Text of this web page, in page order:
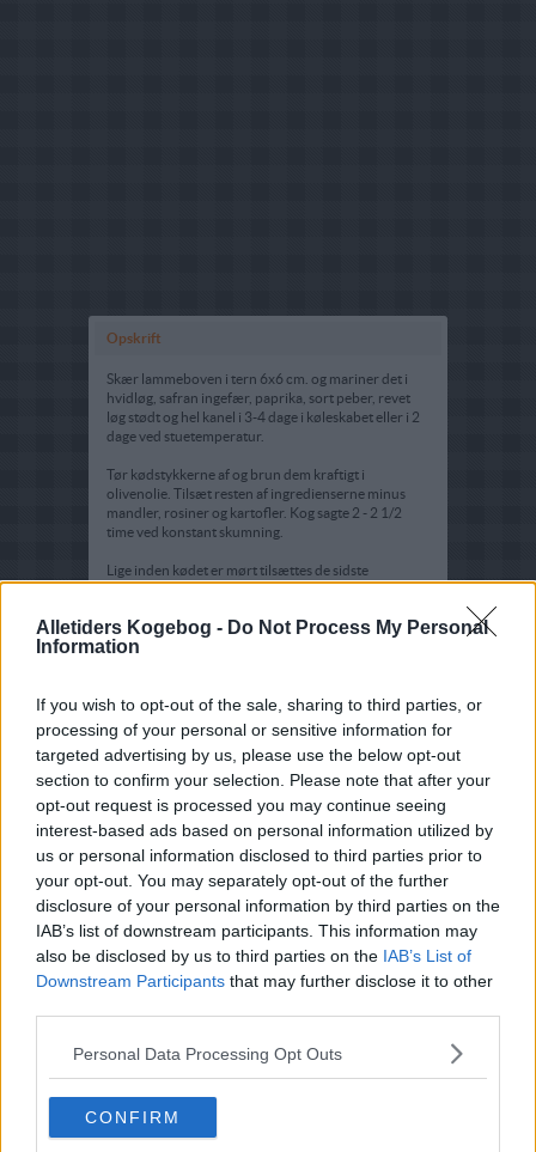
Alletiders Kogebog - Do Not Process My Personal
Information
If you wish to opt-out of the sale, sharing to third parties, or
processing of your personal or sensitive information for
targeted advertising by us, please use the below opt-out
section to confirm your selection. Please note that after your
opt-out request is processed you may continue seeing
interest-based ads based on personal information utilized by
us or personal information disclosed to third parties prior to
your opt-out. You may separately opt-out of the further
disclosure of your personal information by third parties on the
IAB’s list of downstream participants. This information may
also be disclosed by us to third parties on the IAB’s List of
Downstream Participants that may further disclose it to other
Personal Data Processing Opt Outs
CONFIRM
Opskrift
Skær lammeboven i tern 6x6 cm. og mariner det i
hvidløg, safran ingefær, paprika, sort peber, revet
løg stødt og hel kanel i 3-4 dage i køleskabet eller i 2
dage ved stuetemperatur.
Tør kødstykkerne af og brun dem kraftigt i
olivenolie. Tilsæt resten af ingredienserne minus
mandler, rosiner og kartofler. Kog sagte 2 - 2 1/2
time ved konstant skumning.
Lige inden kødet er mørt tilsættes de sidste
ingredienser og retten koger 20 min ekstra.
Servering:
Pynt med hakket koriander/persille og server groft